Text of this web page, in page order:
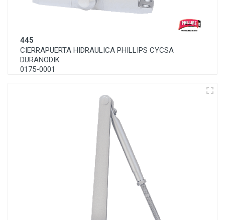
445
CIERRAPUERTA HIDRAULICA PHILLIPS CYCSA
DURANODIK
0175-0001